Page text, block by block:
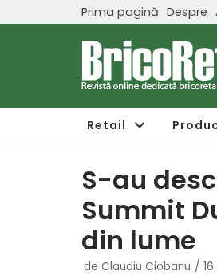
Prima pagină Despre
Retail
S-au
Summit
din lume
de Claudiu Ciobanu